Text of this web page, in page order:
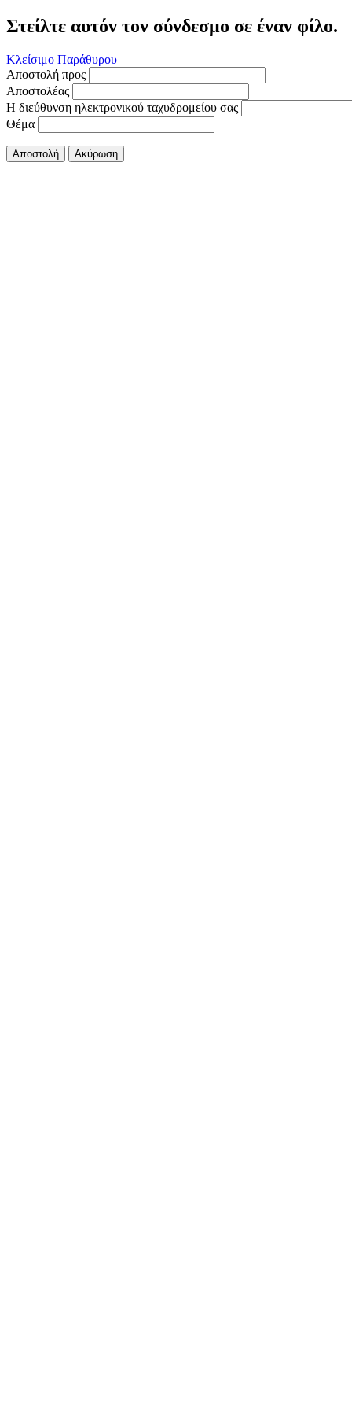
Στείλτε αυτόν τον σύνδεσμο σε έναν φίλο.
Κλείσιμο Παράθυρου
Αποστολή προς
Αποστολέας
Η διεύθυνση ηλεκτρονικού ταχυδρομείου σας
Θέμα
Αποστολή Ακύρωση